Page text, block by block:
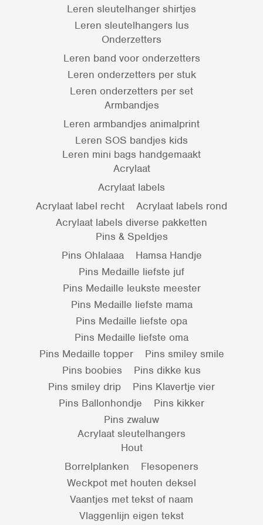
Leren sleutelhanger shirtjes
Leren sleutelhangers lus
Onderzetters
Leren band voor onderzetters
Leren onderzetters per stuk
Leren onderzetters per set
Armbandjes
Leren armbandjes animalprint
Leren SOS bandjes kids
Leren mini bags handgemaakt
Acrylaat
Acrylaat labels
Acrylaat label recht
Acrylaat labels rond
Acrylaat labels diverse pakketten
Pins & Speldjes
Pins Ohlalaaa
Hamsa Handje
Pins Medaille liefste juf
Pins Medaille leukste meester
Pins Medaille liefste mama
Pins Medaille liefste opa
Pins Medaille liefste oma
Pins Medaille topper
Pins smiley smile
Pins boobies
Pins dikke kus
Pins smiley drip
Pins Klavertje vier
Pins Ballonhondje
Pins kikker
Pins zwaluw
Acrylaat sleutelhangers
Hout
Borrelplanken
Flesopeners
Weckpot met houten deksel
Vaantjes met tekst of naam
Vlaggenlijn eigen tekst